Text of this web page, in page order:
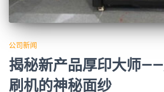
公司新闻
揭秘新产品厚印大师
刷机的神秘面纱